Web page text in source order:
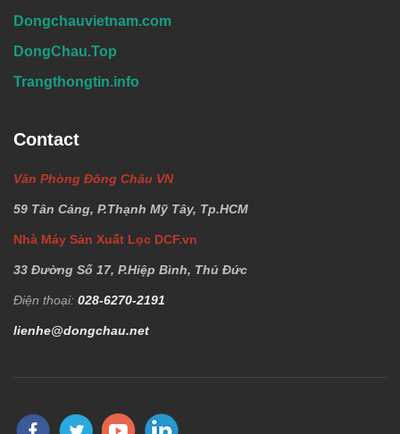
Dongchauvietnam.com
DongChau.Top
Trangthongtin.info
Contact
Văn Phòng Đông Châu VN
59 Tân Cảng, P.Thạnh Mỹ Tây, Tp.HCM
Nhà Máy Sản Xuất Lọc DCF.vn
33 Đường Số 17, P.Hiệp Bình, Thủ Đức
Điện thoại: 028-6270-2191
lienhe@dongchau.net